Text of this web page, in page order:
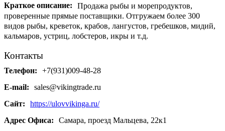
Краткое описание:
Продажа рыбы и морепродуктов,
проверенные прямые поставщики. Отгружаем более 300
видов рыбы, креветок, крабов, лангустов, гребешков, мидий,
кальмаров, устриц, лобстеров, икры и т.д.
Контакты
Телефон:
+7(931)009-48-28
E-mail:
sales@vikingtrade.ru
Сайт:
https://ulovvikinga.ru/
Адрес Офиса:
Самара, проезд Мальцева, 22к1